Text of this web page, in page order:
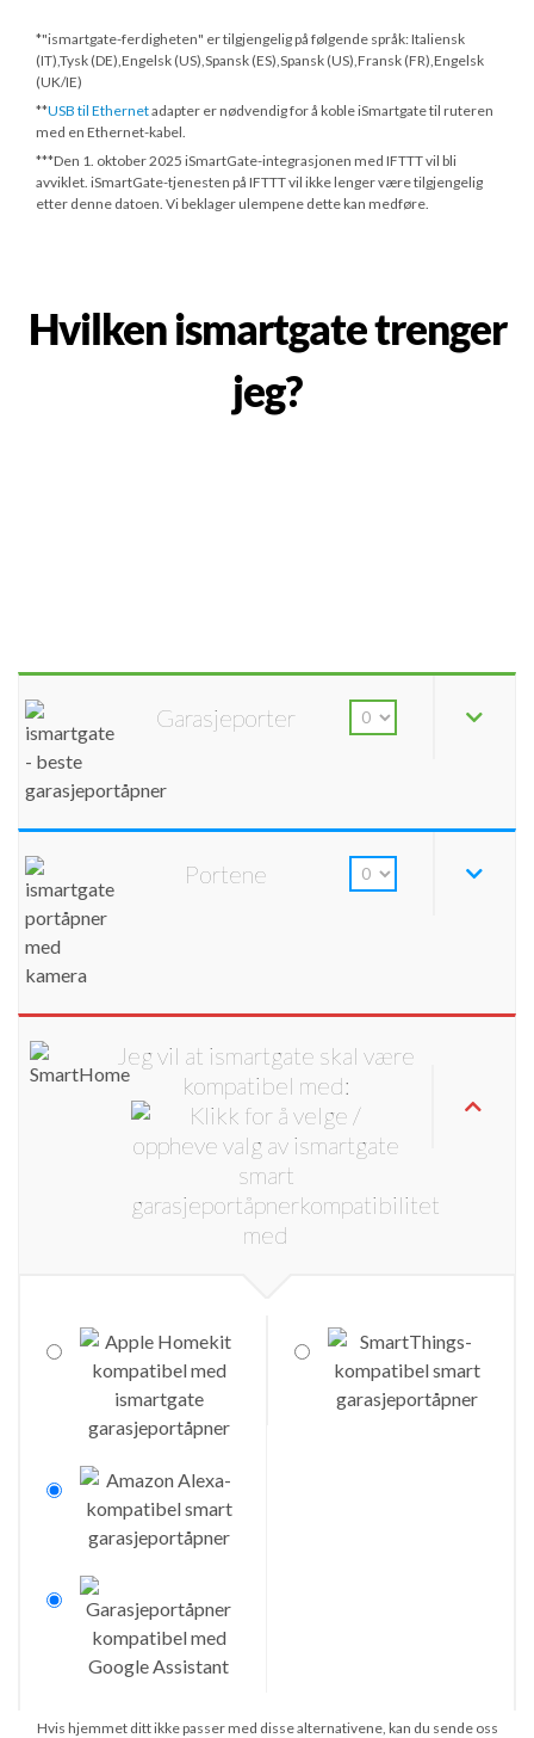
*"ismartgate-ferdigheten" er tilgjengelig på følgende språk: Italiensk
(IT),Tysk (DE),Engelsk (US),Spansk (ES),Spansk (US),Fransk (FR),Engelsk
(UK/IE)
**USB til Ethernetadapter er nødvendig for å koble iSmartgate til ruteren
med en Ethernet-kabel.
***Den 1. oktober 2025 iSmartGate-integrasjonen med IFTTT vil bli
avviklet. iSmartGate-tjenesten på IFTTT vil ikke lenger være tilgjengelig
etter denne datoen. Vi beklager ulempene dette kan medføre.
Hvilken ismartgate trenger
jeg?
Garasjeporter
Portene
Jeg vil at ismartgate skal være
kompatibel med:
Hvis hjemmet ditt ikke passer med disse alternativene, kan du sende oss